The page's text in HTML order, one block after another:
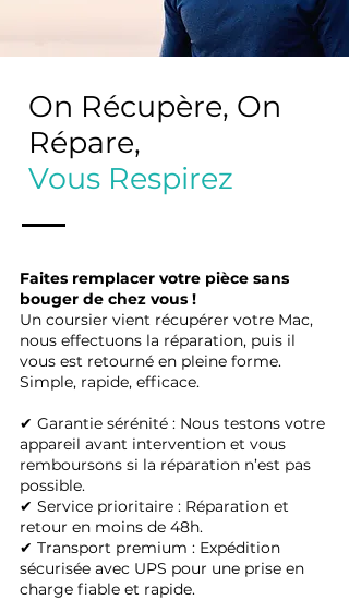
On Récupère, On
Répare,
Vous Respirez
Faites remplacer votre pièce sans
bouger de chez vous !
Un coursier vient récupérer votre Mac,
nous effectuons la réparation, puis il
vous est retourné en pleine forme.
Simple, rapide, efficace.
✔ Garantie sérénité : Nous testons votre
appareil avant intervention et vous
remboursons si la réparation n’est pas
possible.
✔ Service prioritaire : Réparation et
retour en moins de 48h.
✔ Transport premium : Expédition
sécurisée avec UPS pour une prise en
charge fiable et rapide.